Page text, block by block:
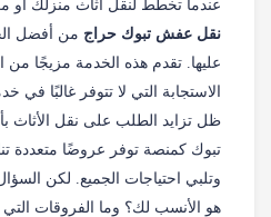
عندما تخطط لنقل أثاث منزلك أو
نقل عفش تبوك حراج من أفضل
عليها. تقدم هذه الخدمة مزيجًا من
الاستجابة التي لا تتوفر غالبًا في
ظل تزايد الطلب على نقل الأثاث
تبوك كمنصة توفر عروضًا متعددة
وتلبي احتياجات الجميع. لكن
هو الأنسب لك؟ وما الفروقات